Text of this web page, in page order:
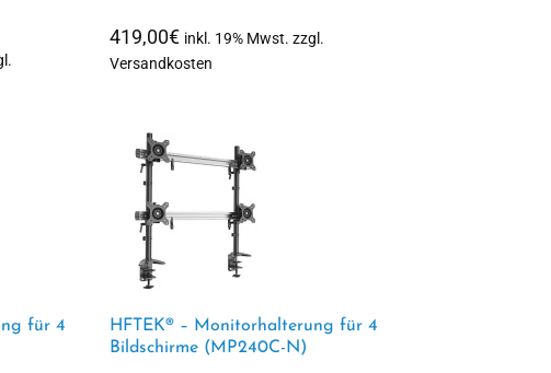
419,00€ inkl. 19% Mwst. zzgl.
Versandkosten
für 4
HFTEK® – Monitorhalterung für 4
Bildschirme (MP240C-N)